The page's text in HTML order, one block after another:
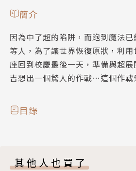
簡介
因為中了超的陷阱，而跑到魔法
等人，為了讓世界恢復原狀，利
座回到校慶最後一天，準備與超
吉想出一個驚人的作戰…這個作戰
目錄
其他人也買了